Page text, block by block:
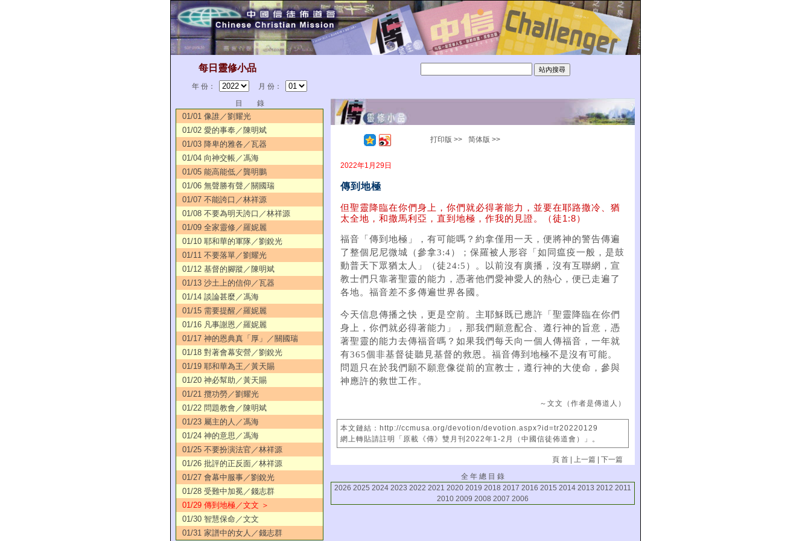
每日靈修小品
年 份：
月 份：
目 錄
01/01 像誰／劉耀光
01/02 愛的事奉／陳明斌
01/03 降卑的雅各／瓦器
01/04 向神交帳／馮海
01/05 能高能低／龔明鵬
01/06 無聲勝有聲／關國瑞
01/07 不能誇口／林祥源
01/08 不要為明天誇口／林祥源
01/09 全家靈修／羅妮麗
01/10 耶和華的軍隊／劉銳光
01/11 不要落單／劉耀光
01/12 基督的腳蹤／陳明斌
01/13 沙土上的信仰／瓦器
01/14 談論甚麼／馮海
01/15 需要提醒／羅妮麗
01/16 凡事謝恩／羅妮麗
01/17 神的恩典真「厚」／關國瑞
01/18 對著會幕安營／劉銳光
01/19 耶和華為王／黃天賜
01/20 神必幫助／黃天賜
01/21 攬功勞／劉耀光
01/22 問題教會／陳明斌
01/23 屬主的人／馮海
01/24 神的意思／馮海
01/25 不要扮演法官／林祥源
01/26 批評的正反面／林祥源
01/27 會幕中服事／劉銳光
01/28 受難中加冕／錢志群
01/29 傳到地極／文文 ＞
01/30 智慧保命／文文
01/31 家譜中的女人／錢志群
打印版 >> 简体版 >>
2022年1月29日
傳到地極
但聖靈降臨在你們身上，你們就必得著能力，並要在耶路撒冷、猶
太全地，和撒馬利亞，直到地極，作我的見證。（徒1:8）
福音「傳到地極」，有可能嗎？約拿僅用一天，便將神的警告傳遍
了整個尼尼微城（參拿3:4）；保羅被人形容「如同瘟疫一般，是鼓
動普天下眾猶太人」（徒24:5）。以前沒有廣播，沒有互聯網，宣
教士們只靠著聖靈的能力，憑著他們愛神愛人的熱心，便已走遍了
各地。福音差不多傳遍世界各國。
今天信息傳播之快，更是空前。主耶穌既已應許「聖靈降臨在你們
身上，你們就必得著能力」，那我們願意配合、遵行神的旨意，憑
著聖靈的能力去傳福音嗎？如果我們每天向一個人傳福音，一年就
有365個非基督徒聽見基督的救恩。福音傳到地極不是沒有可能。
問題只在於我們願不願意像從前的宣教士，遵行神的大使命，參與
神應許的救世工作。
～文文（作者是傳道人）
本文鏈結：http://ccmusa.org/devotion/devotion.aspx?id=tr20220129
網上轉貼請註明「原載《傳》雙月刊2022年1-2月（中國信徒佈道會）」。
頁 首 | 上一篇 |下一篇
全 年 總 目 錄
2026 2025 2024 2023 2022 2021 2020 2019 2018 2017 2016 2015 2014 2013 2012 2011
2010 2009 2008 2007 2006